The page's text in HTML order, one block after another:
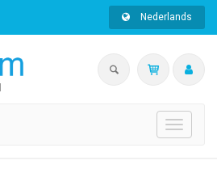
Nederlands
Toggle